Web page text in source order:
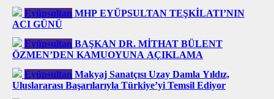
Eyüpsultan MHP EYÜPSULTAN TEŞKİLATI’NIN
ACI GÜNÜ
Eyüpsultan BAŞKAN DR. MİTHAT BÜLENT
ÖZMEN’DEN KAMUOYUNA AÇIKLAMA
Eyüpsultan Makyaj Sanatçısı Uzay Damla Yıldız,
Uluslararası Başarılarıyla Türkiye’yi Temsil Ediyor